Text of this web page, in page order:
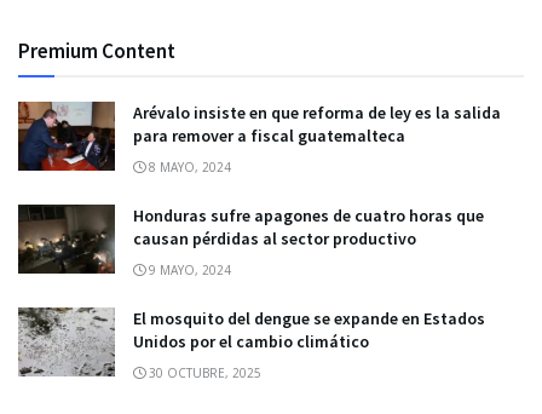
Premium Content
Arévalo insiste en que reforma de ley es la salida
para remover a fiscal guatemalteca
8 MAYO, 2024
Honduras sufre apagones de cuatro horas que
causan pérdidas al sector productivo
9 MAYO, 2024
El mosquito del dengue se expande en Estados
Unidos por el cambio climático
30 OCTUBRE, 2025